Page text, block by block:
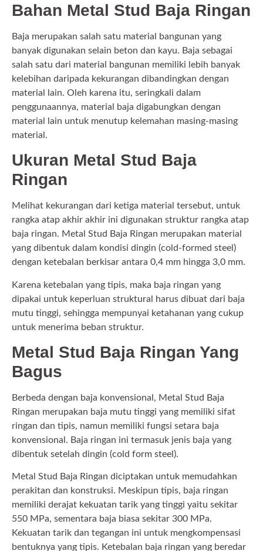
Bahan Metal Stud Baja Ringan
Baja merupakan salah satu material bangunan yang
banyak digunakan selain beton dan kayu. Baja sebagai
salah satu dari material bangunan memiliki lebih banyak
kelebihan daripada kekurangan dibandingkan dengan
material lain. Oleh karena itu, seringkali dalam
penggunaannya, material baja digabungkan dengan
material lain untuk menutup kelemahan masing-masing
material.
Ukuran Metal Stud Baja
Ringan
Melihat kekurangan dari ketiga material tersebut, untuk
rangka atap akhir akhir ini digunakan struktur rangka atap
baja ringan. Metal Stud Baja Ringan merupakan material
yang dibentuk dalam kondisi dingin (cold-formed steel)
dengan ketebalan berkisar antara 0,4 mm hingga 3,0 mm.
Karena ketebalan yang tipis, maka baja ringan yang
dipakai untuk keperluan struktural harus dibuat dari baja
mutu tinggi, sehingga mempunyai ketahanan yang cukup
untuk menerima beban struktur.
Metal Stud Baja Ringan Yang
Bagus
Berbeda dengan baja konvensional, Metal Stud Baja
Ringan merupakan baja mutu tinggi yang memiliki sifat
ringan dan tipis, namun memiliki fungsi setara baja
konvensional. Baja ringan ini termasuk jenis baja yang
dibentuk setelah dingin (cold form steel).
Metal Stud Baja Ringan diciptakan untuk memudahkan
perakitan dan konstruksi. Meskipun tipis, baja ringan
memiliki derajat kekuatan tarik yang tinggi yaitu sekitar
550 MPa, sementara baja biasa sekitar 300 MPa.
Kekuatan tarik dan tegangan ini untuk mengkompensasi
bentuknya yang tipis. Ketebalan baja ringan yang beredar